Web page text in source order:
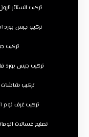
تركيب الستائر
تركيب جبس
تركيب جبس بورد
تركيب شاشات
تركيب غرف نوم
تصليح غسالات